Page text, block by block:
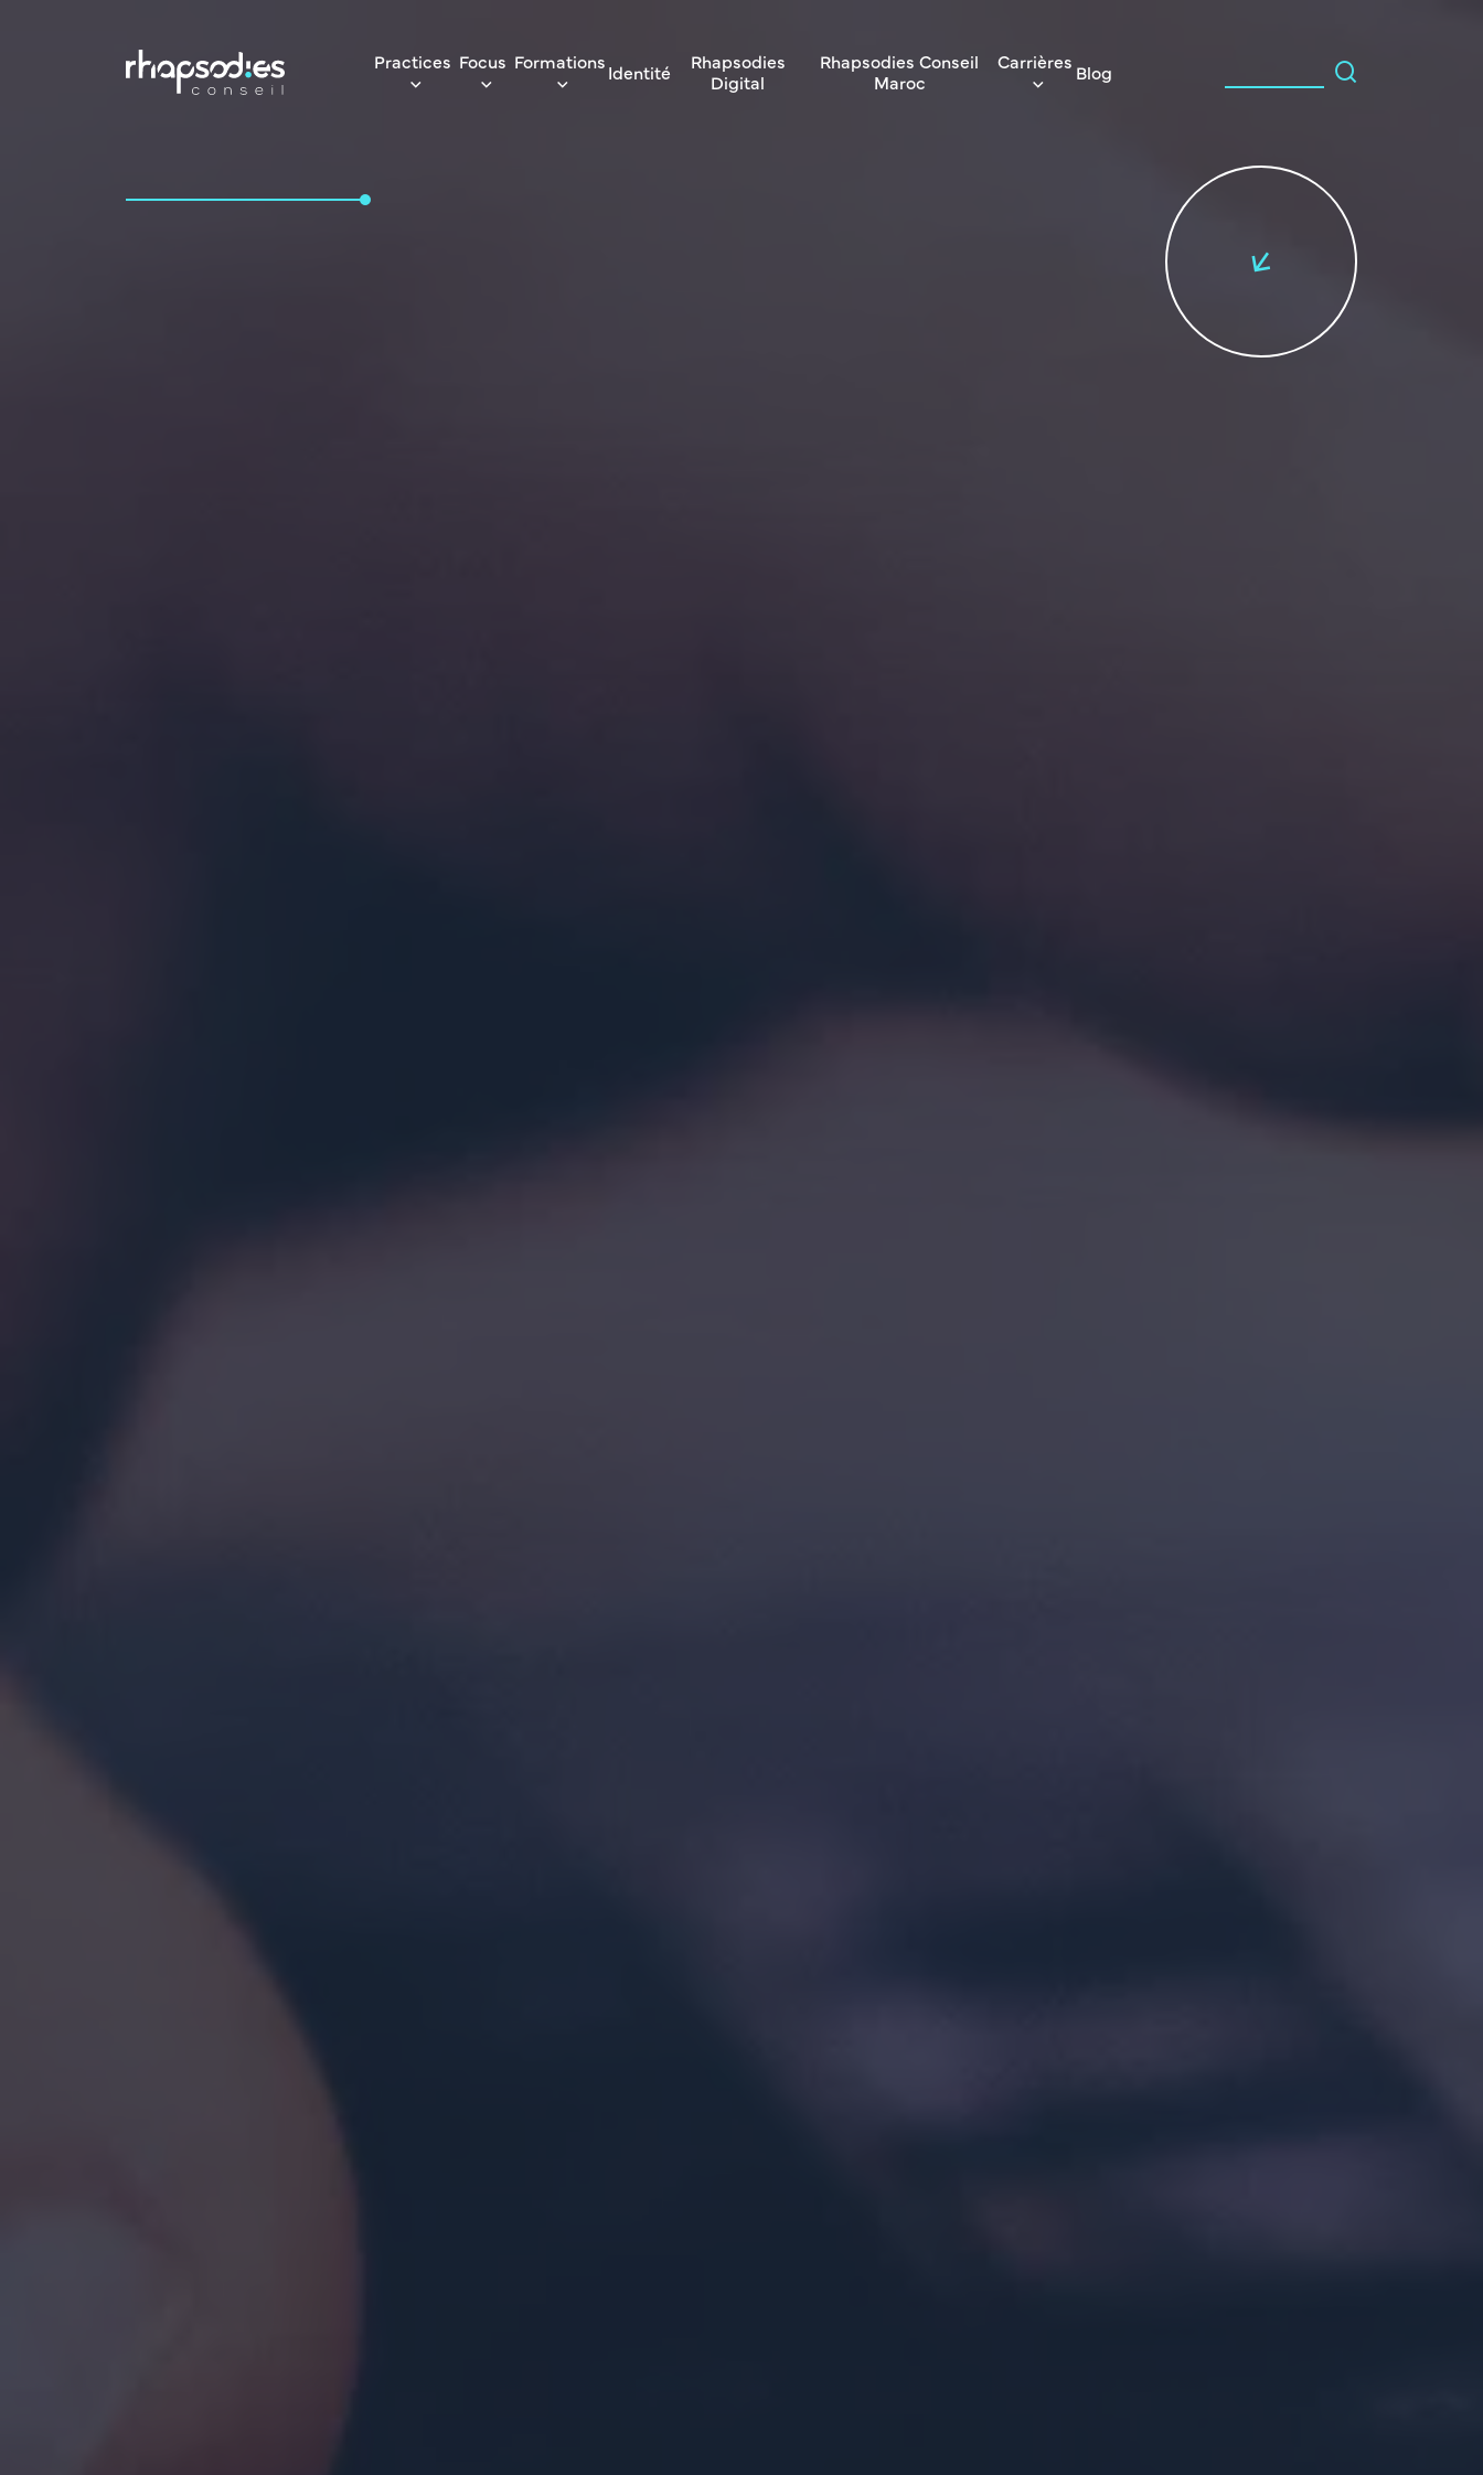
Practices Focus FormationsIdentité
Rhapsodies
Digital
Rhapsodies Conseil
Maroc
Carrières Blog